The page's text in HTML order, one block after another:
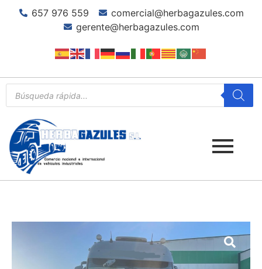
657 976 559
comercial@herbagazules.com
gerente@herbagazules.com